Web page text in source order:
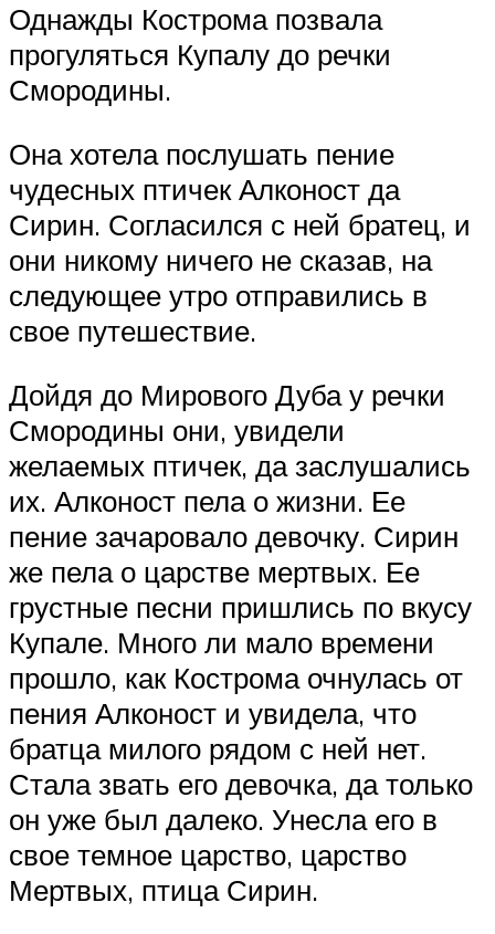
Однажды Кострома позвала
прогуляться Купалу до речки
Смородины.
Она хотела послушать пение
чудесных птичек Алконост да
Сирин. Согласился с ней братец, и
они никому ничего не сказав, на
следующее утро отправились в
свое путешествие.
Дойдя до Мирового Дуба у речки
Смородины они, увидели
желаемых птичек, да заслушались
их. Алконост пела о жизни. Ее
пение зачаровало девочку. Сирин
же пела о царстве мертвых. Ее
грустные песни пришлись по вкусу
Купале. Много ли мало времени
прошло, как Кострома очнулась от
пения Алконост и увидела, что
братца милого рядом с ней нет.
Стала звать его девочка, да только
он уже был далеко. Унесла его в
свое темное царство, царство
Мертвых, птица Сирин.